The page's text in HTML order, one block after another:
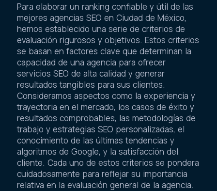
Para elaborar un ranking confiable y útil de las
mejores agencias SEO en Ciudad de México,
hemos establecido una serie de criterios de
evaluación rigurosos y objetivos. Estos criterios
se basan en factores clave que determinan la
capacidad de una agencia para ofrecer
servicios SEO de alta calidad y generar
resultados tangibles para sus clientes.
Consideramos aspectos como la experiencia y
trayectoria en el mercado, los casos de éxito y
resultados comprobables, las metodologías de
trabajo y estrategias SEO personalizadas, el
conocimiento de las últimas tendencias y
algoritmos de Google, y la satisfacción del
cliente. Cada uno de estos criterios se pondera
cuidadosamente para reflejar su importancia
relativa en la evaluación general de la agencia.